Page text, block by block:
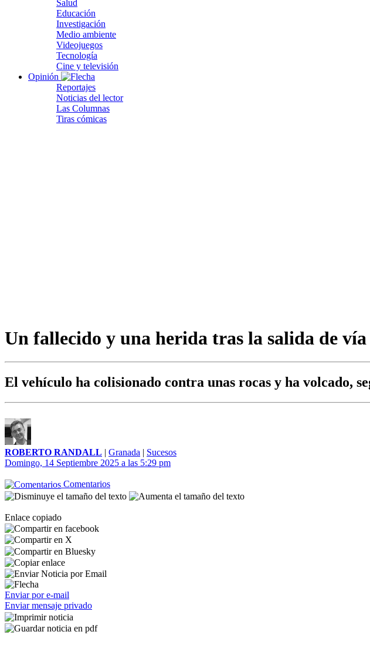
Salud
Educación
Investigación
Medio ambiente
Videojuegos
Tecnología
Cine y televisión
Opinión
Reportajes
Noticias del lector
Las Columnas
Tiras cómicas
Un fallecido y una herida tras la salida de
El vehículo ha colisionado contra unas rocas y ha volcado,
ROBERTO RANDALL | Granada | Sucesos
Domingo, 14 Septiembre 2025 a las 5:29 pm
Comentarios
Enlace copiado
Enviar por e-mail
Enviar mensaje privado